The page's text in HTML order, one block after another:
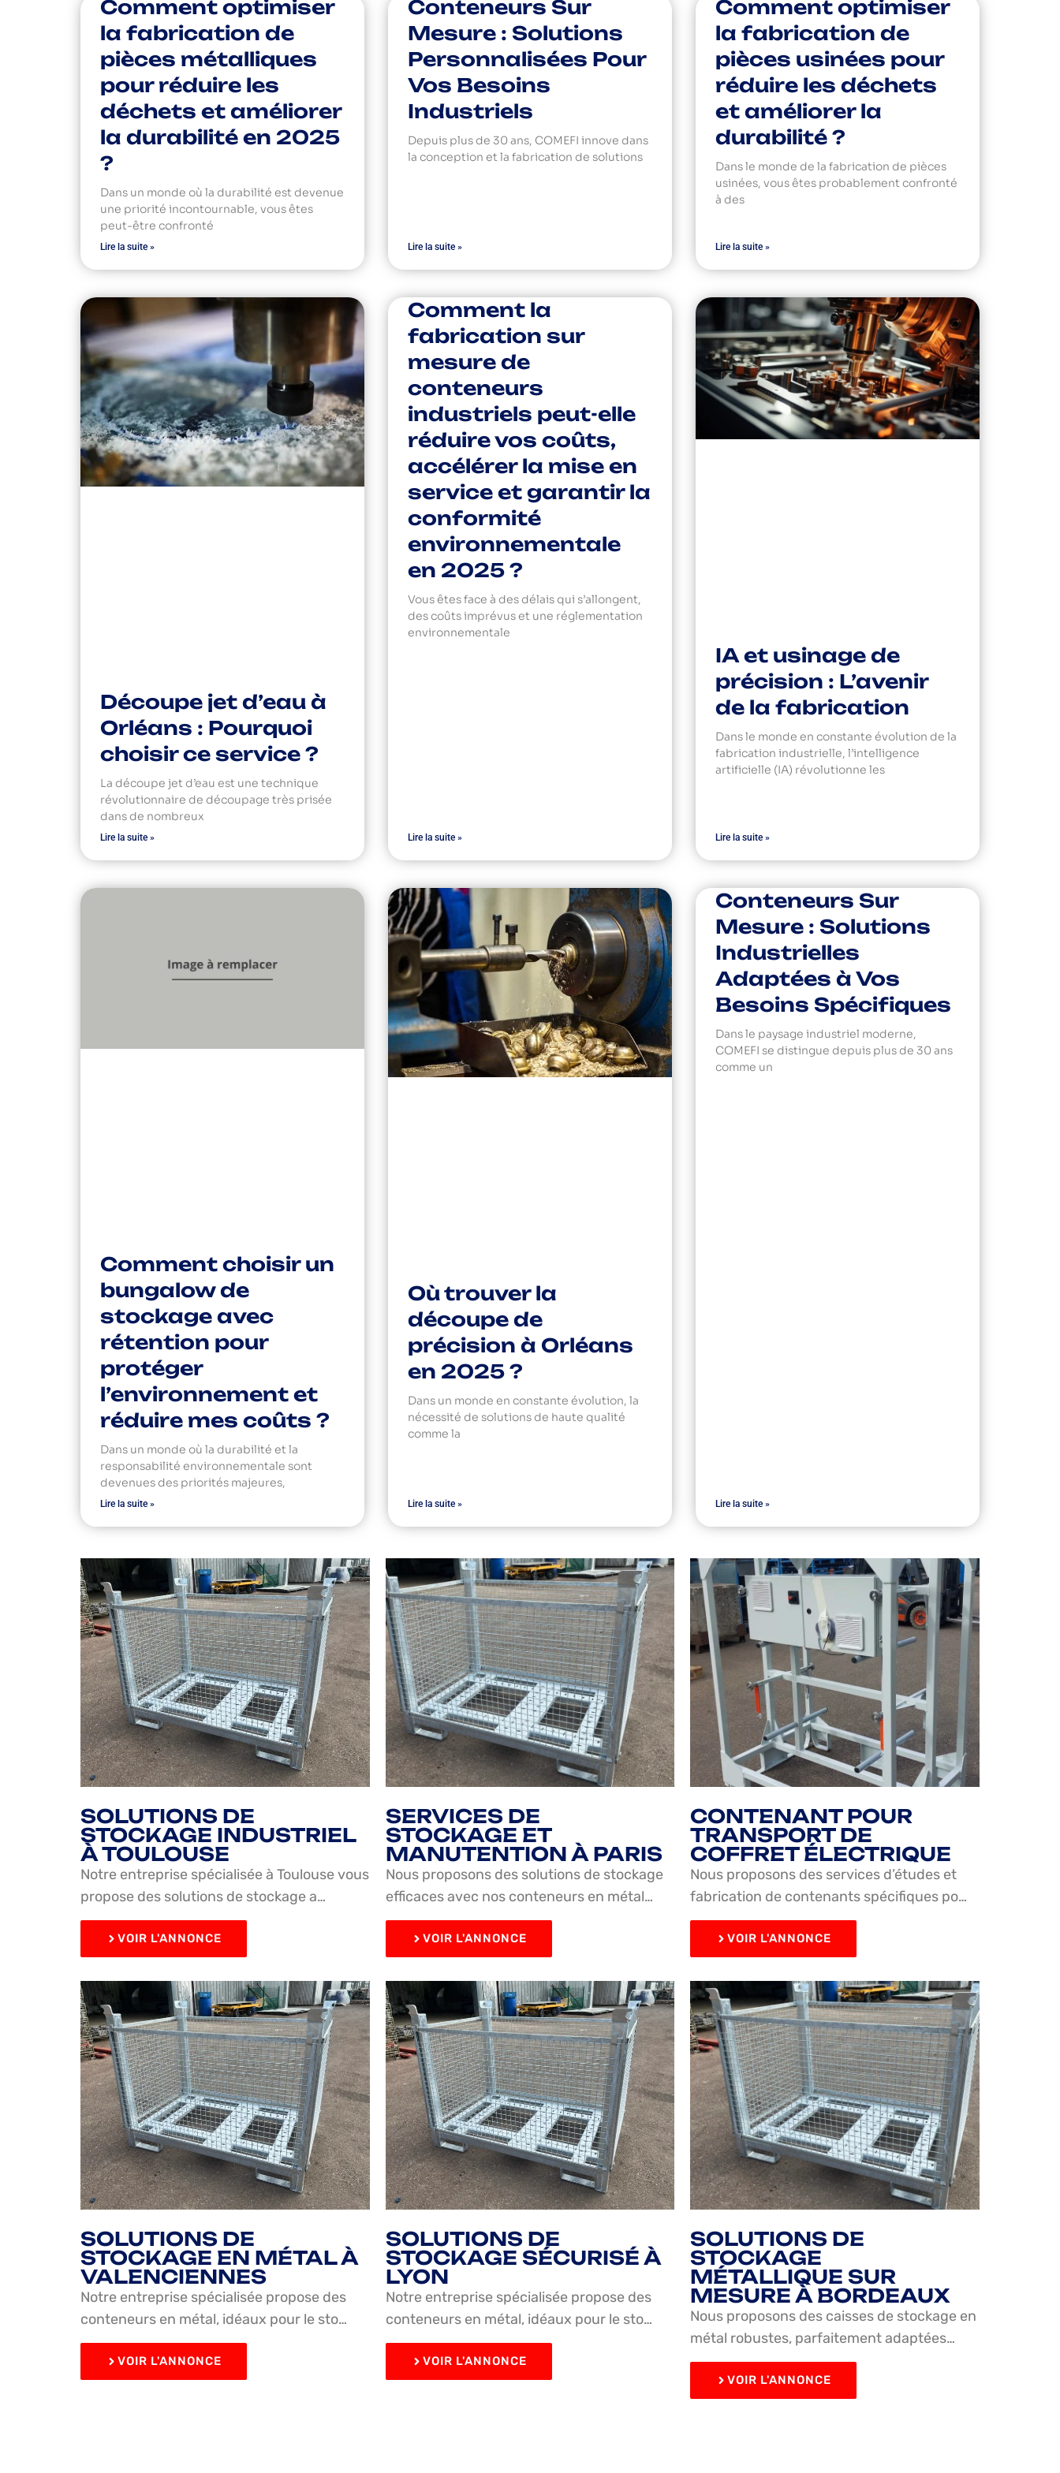
Comment optimiser
la fabrication de
pièces métalliques
pour réduire les
déchets et améliorer
la durabilité en 2025
?
Dans un monde où la durabilité est devenue
une priorité incontournable, vous êtes
peut-être confronté
Lire la suite »
Conteneurs Sur
Mesure : Solutions
Personnalisées Pour
Vos Besoins
Industriels
Depuis plus de 30 ans, COMEFI innove dans
la conception et la fabrication de solutions
Lire la suite »
Comment optimiser
la fabrication de
pièces usinées pour
réduire les déchets
et améliorer la
durabilité ?
Dans le monde de la fabrication de pièces
usinées, vous êtes probablement confronté
à des
Lire la suite »
Découpe jet d’eau à
Orléans : Pourquoi
choisir ce service ?
La découpe jet d’eau est une technique
révolutionnaire de découpage très prisée
dans de nombreux
Lire la suite »
Comment la
fabrication sur
mesure de
conteneurs
industriels peut-elle
réduire vos coûts,
accélérer la mise en
service et garantir la
conformité
environnementale
en 2025 ?
Vous êtes face à des délais qui s’allongent,
des coûts imprévus et une réglementation
environnementale
Lire la suite »
IA et usinage de
précision : L’avenir
de la fabrication
Dans le monde en constante évolution de la
fabrication industrielle, l’intelligence
artificielle (IA) révolutionne les
Lire la suite »
Comment choisir un
bungalow de
stockage avec
rétention pour
protéger
l’environnement et
réduire mes coûts ?
Dans un monde où la durabilité et la
responsabilité environnementale sont
devenues des priorités majeures,
Lire la suite »
Où trouver la
découpe de
précision à Orléans
en 2025 ?
Dans un monde en constante évolution, la
nécessité de solutions de haute qualité
comme la
Lire la suite »
Conteneurs Sur
Mesure : Solutions
Industrielles
Adaptées à Vos
Besoins Spécifiques
Dans le paysage industriel moderne,
COMEFI se distingue depuis plus de 30 ans
comme un
Lire la suite »
SOLUTIONS DE
STOCKAGE INDUSTRIEL
À TOULOUSE
Notre entreprise spécialisée à Toulouse vous
propose des solutions de stockage a…
VOIR L'ANNONCE
SERVICES DE
STOCKAGE ET
MANUTENTION À PARIS
Nous proposons des solutions de stockage
efficaces avec nos conteneurs en métal…
VOIR L'ANNONCE
CONTENANT POUR
TRANSPORT DE
COFFRET ÉLECTRIQUE
Nous proposons des services d’études et
fabrication de contenants spécifiques po…
VOIR L'ANNONCE
SOLUTIONS DE
STOCKAGE EN MÉTAL À
VALENCIENNES
Notre entreprise spécialisée propose des
conteneurs en métal, idéaux pour le sto…
VOIR L'ANNONCE
SOLUTIONS DE
STOCKAGE SÉCURISÉ À
LYON
Notre entreprise spécialisée propose des
conteneurs en métal, idéaux pour le sto…
VOIR L'ANNONCE
SOLUTIONS DE
STOCKAGE
MÉTALLIQUE SUR
MESURE À BORDEAUX
Nous proposons des caisses de stockage en
métal robustes, parfaitement adaptées…
VOIR L'ANNONCE